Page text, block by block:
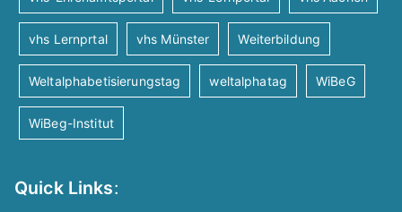
vhs Lernprtal vhs Münster Weiterbildung
Weltalphabetisierungstag weltalphatag WiBeG
WiBeg-Institut
Quick Links: